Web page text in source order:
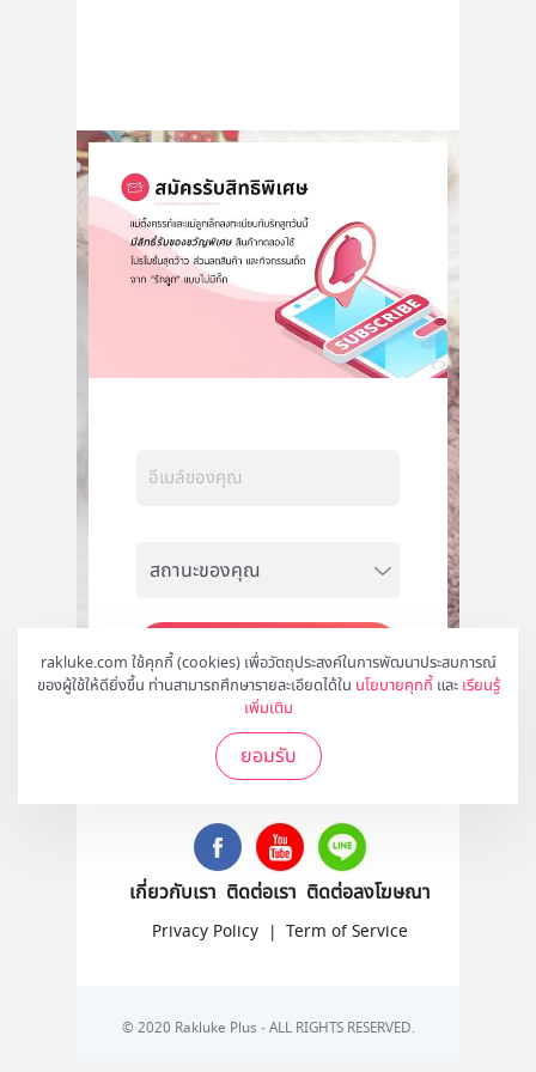
rakluke.com ใช้คุกกี้ (cookies) เพื่อวัตถุประสงค์ในการพัฒนาประสบการณ์
ของผู้ใช้ให้ดียิ่งขึ้น ท่านสามารถศึกษารายละเอียดได้ใน นโยบายคุกกี้ และ เรียนรู้
เพิ่มเติม
ยอมรับ
สมัคร
ติดตามเราได้ที่
เกี่ยวกับเรา ติดต่อเรา ติดต่อลงโฆษณา
Privacy Policy | Term of Service
© 2020 Rakluke Plus - ALL RIGHTS RESERVED.